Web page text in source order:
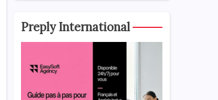
Preply International